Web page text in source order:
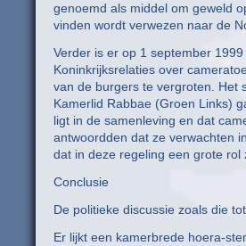
genoemd als middel om geweld
vinden wordt verwezen naar de
Verder is er op 1 september
Koninkrijksrelaties over
van de burgers te vergroten. Het
Kamerlid Rabbae (Groen Links)
ligt in de samenleving en dat
antwoordden dat ze verwachten
dat in deze regeling een grote rol
Conclusie
De politieke discussie zoals die
Er lijkt een kamerbrede hoera-